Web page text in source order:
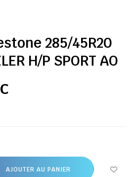
285/45R20
H/P SPORT AO
AJOUTER AU PANIER